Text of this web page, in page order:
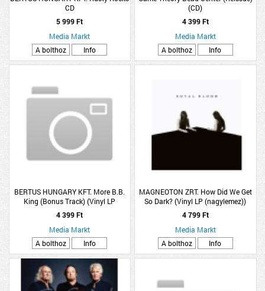
CD
5 999 Ft
Media Markt
A bolthoz
Info
(CD)
4 399 Ft
Media Markt
A bolthoz
Info
BERTUS HUNGARY KFT. More B.B.
King (Bonus Track) (Vinyl LP
(nagylemez))
4 399 Ft
Media Markt
A bolthoz
Info
MAGNEOTON ZRT. How Did We Get
So Dark? (Vinyl LP (nagylemez))
4 799 Ft
Media Markt
A bolthoz
Info